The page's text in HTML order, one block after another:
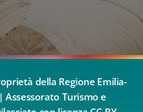
della Regione Emilia-
Assessorato Turismo e